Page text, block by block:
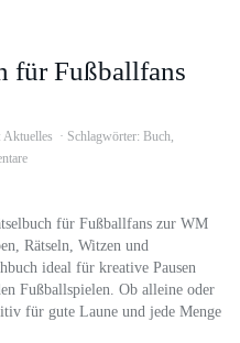
für Fußballfans
Aktuelles Schlagwörter: Buch,
für Fußballfans zur WM
Rätseln, Witzen und
ideal für kreative Pausen
Fußballspielen. Ob alleine oder
für gute Laune und jede Menge